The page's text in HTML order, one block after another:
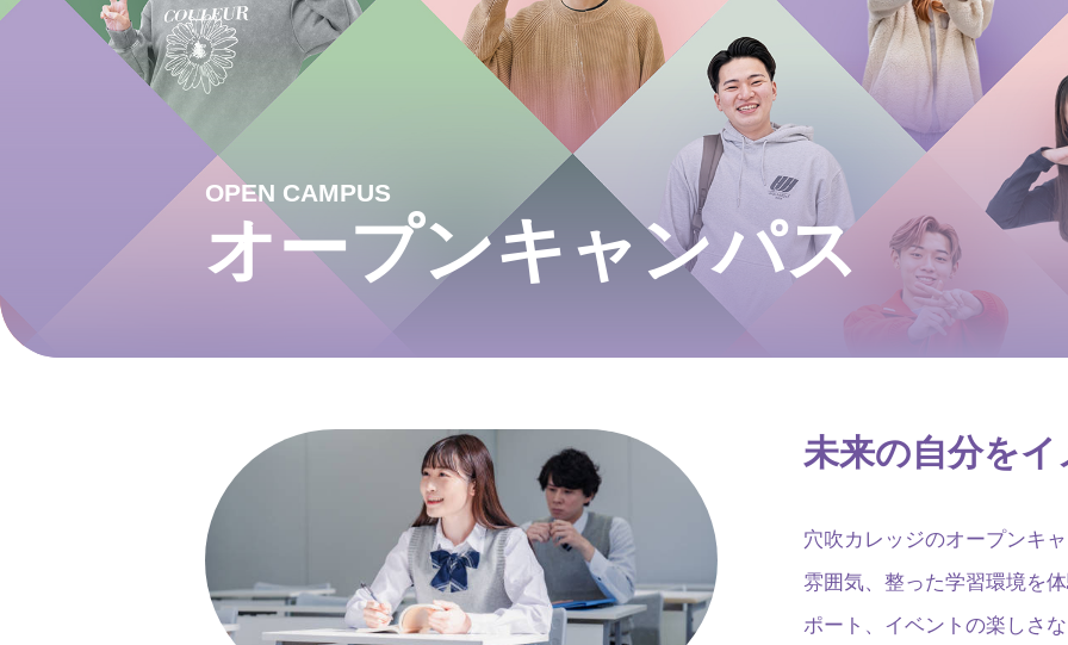
OPEN CAMPUS
オープンキャンパス
未来の自分をイ
穴吹カレッジのオープンキ
雰囲気、整った学習環境を
ポート、イベントの楽しさ